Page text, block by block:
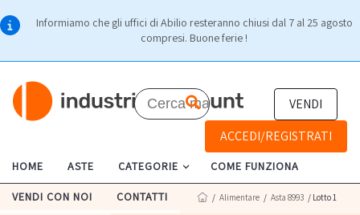
Informiamo che gli uffici di Abilio resteranno chiusi dal 7 al 25 agosto
compresi. Buone ferie !
VENDI
ACCEDI/REGISTRATI
HOME ASTE CATEGORIE COME FUNZIONA
VENDI CON NOI CONTATTI / Alimentare / Asta 8993 / Lotto 1